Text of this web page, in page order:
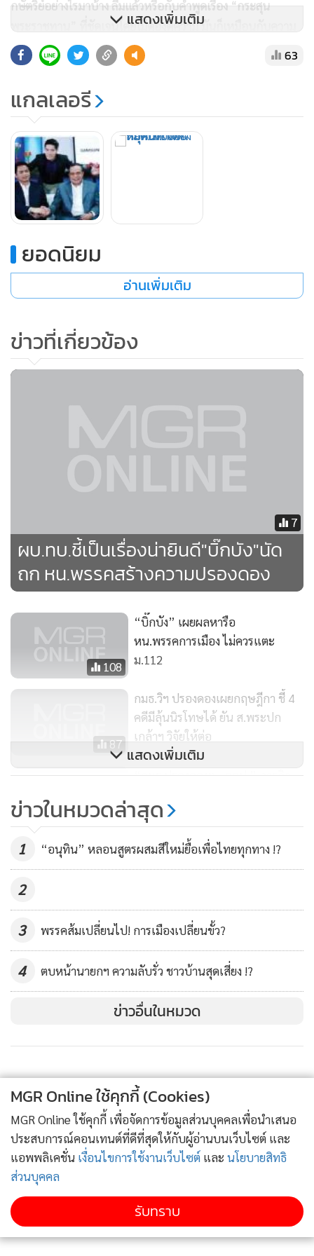
กษัตริย์อย่างไรมาบ้าง ลืมแล้วหรือกับคำพูดเรื่อง “กระสุน
พระราชทาน” ที่ชัดเจนโดยไม่ต้องตีความ มันก็เหมือนกับความ
เห็นของชาวบ้านส่วนหนึ่งที่บอกว่าหากมีเพื่อนแบบนี้ก็ต้องเลิก
คบนั่นแหละ
ดังนั้นช่วยไม่ได้ที่จะต้องถูกรุมด่ากันขรม สาเหตุก็ไม่มีอะไรมาก
ไปกว่าความหมายที่ว่าสิ่งไหนก็ตามถ้ามันไม่ชอบมาพากล ชาว
บ้านเขามองเห็นอยู่ และยิ่งเป็นชาวบ้านที่ผ่านการสังเคราะห์
ข้อมูลมาอย่างโชกโชน ยิ่งต้องระวังให้จงหนัก
วกกลับมาที่การเคลื่อนไหวของ พล.อ.สนธิ ที่ต้องถือว่าเป็นเป้า
หมายหลัก เนื่องจากเป็นความเคลื่อนไหวที่พิลึก แต่ขณะเดียวกัน
ยังเป็นการสะท้อนตัวตนได้อีกครั้งว่าคนๆนี้ทำทุกอย่างเพื่อตัว
เองเท่านั้น เพียงแต่ฉกฉวยสถานการณ์ให้ได้ประโยชน์และนำไป
หากย้อนกลับไปพิจารณาเหตุการณ์ในอดีต เมื่อวันที่ 19
กันยายน 2549 ที่ พล.อ.สนธิ เป็นหัวหน้าคณะปฏิรูปการ
ข้อหาหนัก 5 ข้อที่มีต่อ ทักษิณ ชินวัตร นายกรัฐมนตรีในขณะ
แม้ว่าในความเป็นจริงแล้วอาจเป็นเพราะกลัวว่าตัวเองจะถูกปลด
พ้นตำแหน่งผู้บัญชาการทหารบก จึงต้องชิงลงมือเสียก่อนก็ได้
อย่างไรก็ดีหากแยกพิจารณาเฉพาะข้อหาดังกล่าวถือว่าร้ายแรง
และมีหลักฐานประจักษ์ ทั้งในกรณีหมิ่นพระบรมเดชานุภาพ
การทุจริตคอรัปชั่น การใช้อำนาจโดยมิชอบ ซึ่งที่ผ่านมาศาลก็ได้
ตัดสินความผิดออกมาแล้ว และกำลังค้างคาอยู่ในศาลหลายคดี
สิ่งเหล่านี้รับรองว่าไม่ใช่เรื่องการเมืองแน่นอน แต่เป็นความผิด
อาญาที่จะไปยอมความ ประนีประนอมกันได้ เพราะต้องไปชี้ขาด
กันในศาล ซึ่งที่ผ่านมาไม่ว่าใครก็ต้องเดินทางนี้ทุกคน
เหมือนกับว่า ขาวกับดำ ถูกกับผิด ดีกับชั่วปรองดองกันไม่ได้
ฉันใด ขณะเดียวกันเมื่อมีการตั้งข้อกล่าวหาเขาว่ามีความผิด
รุนแรง แต่กลายเป็นว่าเวลานี้กำลังเคลื่อนไหวเดินเกมเพื่อหาทาง
ปรองดอง มันก็ไม่ต่างจากปรองดองกับคนชั่ว ไม่ต่างจากการ
“หลอกต้ม” ชาวบ้าน กลายเป็นว่าเป็น “ปาหี่” ทำทุกอย่างเพื่อ
จับมือกัน ซึ่งเป็นเพราะแบบนี้แหละที่ทำให้การเมืองไทยไม่ยอม
พัฒนาไปไหน
การปรองดองเป็นเรื่องที่ดี เพราะทำให้สังคมเกิดความสงบสุข
ร่มเย็น แต่การคิดปรองดองกับคนชั่ว คนทำผิดกฎหมาย ที่สำคัญ
คนๆนั้นไม่เคยสำนึกผิด ยังคิดหาทางทำลายฝ่ายตรงข้ามเพื่อให้
ปล่อยให้ทุกอย่างดำเนินไปตามกระบวนการยุติธรรม และปลาย
จะหาทางปรองดองกันอย่างไร แม้ที่ผ่านมา ทักษิณ ก็เคยกลับมา
ต่อสู้ตามกระบวนการเมื่อเห็นว่าตัวเองได้เปรียบ มีรัฐบาล “หุ่น
เชิด” เขาก็เข้ามา แต่พอเห็นท่าไม่ดี “ซื้อ” ไม่ได้ ก็หลบหนีไป
โวยวายอยู่ข้างนอกและหันกลับมาปลุกระดมเผาบ้านตัวเอง
คนแบบนี้นอกจากไม่ปรองดองด้วยแล้ว หากเจอหน้ากันจังๆ
สมควรที่จะถุยน้ำลายใส่หน้าเสียด้วยซ้ำ ต้องจำเอาไว้ว่า ดีกับชั่ว
ปรองดองกันไม่ได้อย่างเด็ดขาด !!
แสดงเพิ่มเติม
63
แกลเลอรี
ยอดนิยม
อ่านเพิ่มเติม
ข่าวที่เกี่ยวข้อง
7
ผบ.ทบ.ชี้เป็นเรื่องน่ายินดี"บิ๊กบัง"นัด
ถก หน.พรรคสร้างความปรองดอง
108
“บิ๊กบัง” เผยผลหารือ
หน.พรรคการเมือง ไม่ควรแตะ
ม.112
87
กมธ.วิฯ ปรองดองเผยกฤษฎีกา ชี้ 4
คดีมีลุ้นนิรโทษได้ ยัน ส.พระปก
เกล้าฯ วิจัยให้ต่อ
35
“กมธ.ปรองดองฯ - คอป.” ภารกิจ
แสดงเพิ่มเติม
ข่าวในหมวดล่าสุด
1 “อนุทิน” หลอนสูตรผสมสีใหม่ยื้อเพื่อไทยทุกทาง !?
2
3 พรรคส้มเปลี่ยนไป! การเมืองเปลี่ยนขั้ว?
4 ตบหน้านายกฯ ความลับรั่ว ชาวบ้านสุดเสี่ยง !?
ข่าวอื่นในหมวด
MGR Online ใช้คุกกี้ (Cookies)
MGR Online ใช้คุกกี้ เพื่อจัดการข้อมูลส่วนบุคคลเพื่อนำเสนอ
ประสบการณ์คอนเทนต์ที่ดีที่สุดให้กับผู้อ่านบนเว็บไซต์ และ
แอพพลิเคชั่น เงื่อนไขการใช้งานเว็บไซต์ และ นโยบายสิทธิ
ส่วนบุคคล
รับทราบ